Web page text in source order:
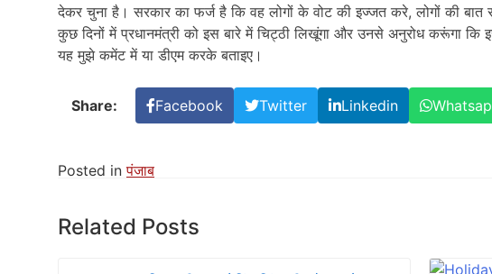
देकर चुना है। सरकार का फर्ज है कि वह लोगों के वोट की इज्जत करे, लोगों की
कुछ दिनों में प्रधानमंत्री को इस बारे में चिट्ठी लिखूंगा और उनसे अनुरोध करूंगा कि
यह मुझे कमेंट में या डीएम करके बताइए।
Share: Facebook Twitter Linkedin
Posted inपंजाब
Related Posts